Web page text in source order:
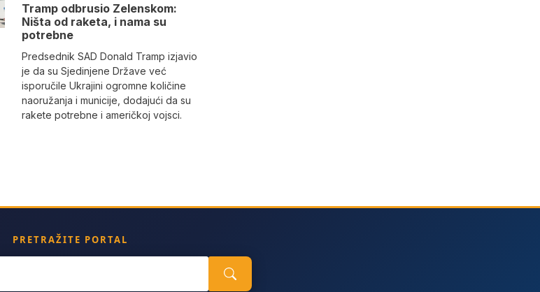
Tramp odbrusio Zelenskom:
Ništa od raketa, i nama su
potrebne
Predsednik SAD Donald Tramp izjavio
je da su Sjedinjene Države već
isporučile Ukrajini ogromne količine
naoružanja i municije, dodajući da su
rakete potrebne i američkoj vojsci.
PRETRAŽITE PORTAL